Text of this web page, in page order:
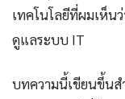
เทคโนโลยีที่ผมเห็น
ดูแลระบบ IT
บทความนี้เขียนขึ้นส